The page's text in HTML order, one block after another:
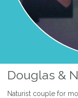
Douglas &
Naturist couple for